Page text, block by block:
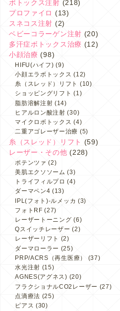
ボトックス注射 (218)
プロファイロ (13)
スネコス注射 (2)
ベビーコラーゲン注射 (20)
多汗症ボトックス治療 (12)
小顔治療 (98)
HIFU(ハイフ) (9)
小顔エラボトックス (12)
糸（スレッド）リフト (10)
ショッピングリフト (1)
脂肪溶解注射 (14)
ヒアルロン酸注射 (30)
マイクロボトックス (4)
二重アゴレーザー治療 (5)
糸（スレッド）リフト
(59)
レーザー・その他 (228)
ポテンツァ (2)
美肌エクソソーム (3)
トライフィルプロ (4)
ダーマペン4 (13)
IPL(フォト)-ルメッカ (3)
フォトRF (27)
レーザートーニング (6)
Qスイッチレーザー (2)
レーザーリフト (2)
ダーマローラー (25)
PRP/ACRS（再生医療）
(37)
水光注射 (15)
AGNES(アグネス) (20)
フラクショナルCO2レーザー (27)
点滴療法 (25)
ピアス (30)